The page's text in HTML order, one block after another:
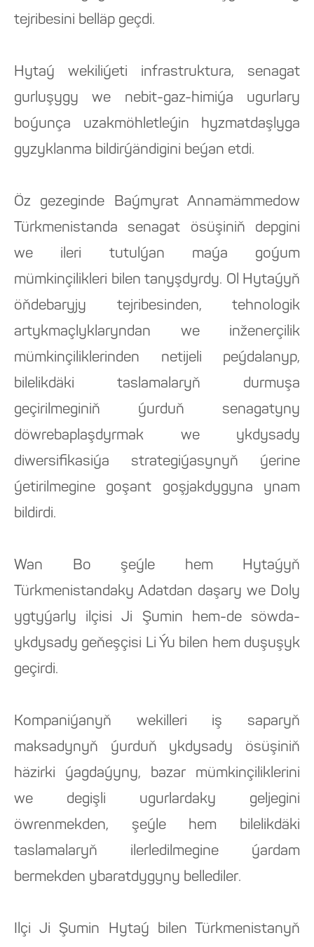
tejribesini belläp geçdi.
Hytaý wekiliýeti infrastruktura, senagat
gurluşygy we nebit-gaz-himiýa ugurlary
boýunça uzakmöhletleýin hyzmatdaşlyga
gyzyklanma bildirýändigini beýan etdi.
Öz gezeginde Baýmyrat Annamämmedow
Türkmenistanda senagat ösüşiniň depgini
we ileri tutulýan maýa goýum
mümkinçilikleri bilen tanyşdyrdy. Ol Hytaýyň
öňdebaryjy tejribesinden, tehnologik
artykmaçlyklaryndan we inženerçilik
mümkinçiliklerinden netijeli peýdalanyp,
bilelikdäki taslamalaryň durmuşa
geçirilmeginiň ýurduň senagatyny
döwrebaplaşdyrmak we ykdysady
diwersifikasiýa strategiýasynyň ýerine
ýetirilmegine goşant goşjakdygyna ynam
bildirdi.
Wan Bo şeýle hem Hytaýyň
Türkmenistandaky Adatdan daşary we Doly
ygtyýarly ilçisi Ji Şumin hem-de söwda-
ykdysady geňeşçisi Li Ýu bilen hem duşuşyk
geçirdi.
Kompaniýanyň wekilleri iş saparyň
maksadynyň ýurduň ykdysady ösüşiniň
häzirki ýagdaýyny, bazar mümkinçiliklerini
we degişli ugurlardaky geljegini
öwrenmekden, şeýle hem bilelikdäki
taslamalaryň ilerledilmegine ýardam
bermekden ybaratdygyny bellediler.
Ilçi Ji Şumin Hytaý bilen Türkmenistanyň